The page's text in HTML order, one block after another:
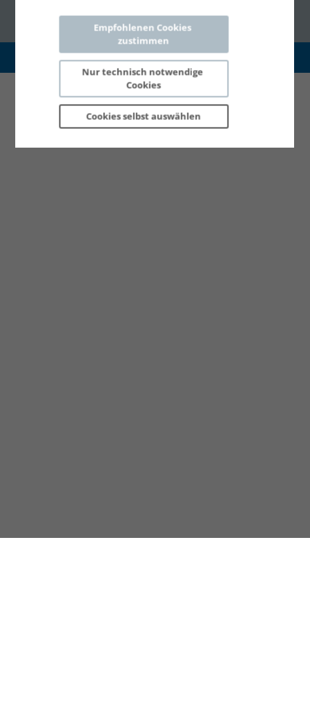
Empfohlenen Cookies
zustimmen
Nur technisch notwendige
Cookies
Cookies selbst auswählen
Copyright 2026 © E-Control